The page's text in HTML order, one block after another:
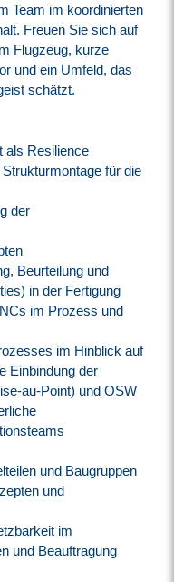
Team im koordinierten
Freuen Sie sich auf
Flugzeug, kurze
und ein Umfeld, das
schätzt.
als Resilience
für die
der
Beurteilung und
in der Fertigung
im Prozess und
im Hinblick auf
Einbindung der
au-Point) und OSW
und Baugruppen
und
im
und Beauftragung